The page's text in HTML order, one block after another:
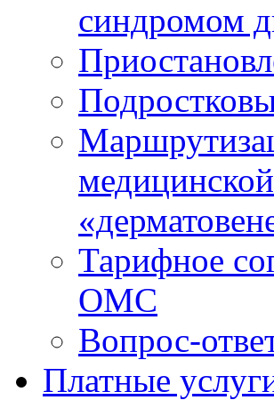
синдромом
Тарифное
ОМС
Вопрос-
Платные